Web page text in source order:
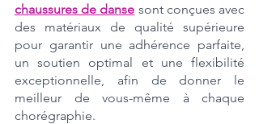
chaussures de danse sont conçues avec
des matériaux de qualité supérieure
pour garantir une adhérence parfaite,
un soutien optimal et une flexibilité
exceptionnelle, afin de donner le
meilleur de vous-même à chaque
chorégraphie.